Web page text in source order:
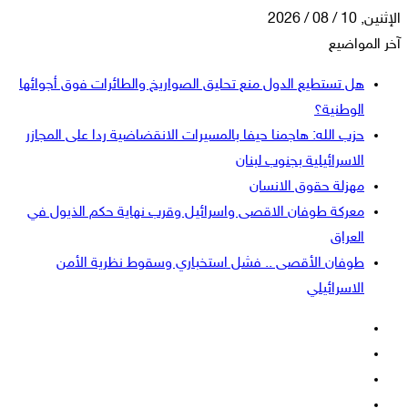
الإثنين, 10 / 08 / 2026
آخر المواضيع
هل تستطيع الدول منع تحليق الصواريخ والطائرات فوق أجوائها
الوطنية؟
حزب الله: هاجمنا حيفا بالمسيرات الانقضاضية ردا على المجازر
الاسرائيلية بجنوب لبنان
مهزلة حقوق الانسان
معركة طوفان الاقصى واسرائيل وقرب نهاية حكم الذيول في
العراق
طوفان الأقصى .. فشل استخباري وسقوط نظرية الأمن
الاسرائيلي